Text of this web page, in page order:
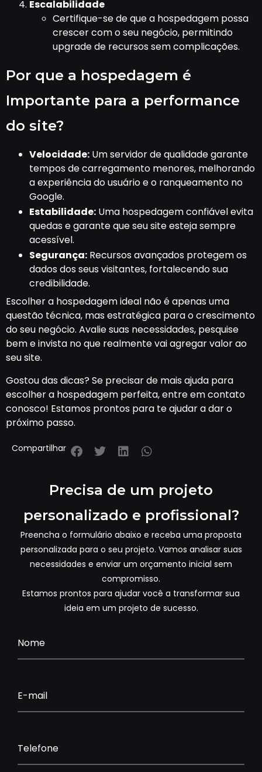
Escalabilidade
Certifique-se de que a hospedagem possa
crescer com o seu negócio, permitindo
upgrade de recursos sem complicações.
Por que a hospedagem é
Importante para a performance
do site?
Velocidade: Um servidor de qualidade garante
tempos de carregamento menores, melhorando
a experiência do usuário e o ranqueamento no
Google.
Estabilidade: Uma hospedagem confiável evita
quedas e garante que seu site esteja sempre
acessível.
Segurança: Recursos avançados protegem os
dados dos seus visitantes, fortalecendo sua
credibilidade.
Escolher a hospedagem ideal não é apenas uma
questão técnica, mas estratégica para o crescimento
do seu negócio. Avalie suas necessidades, pesquise
bem e invista no que realmente vai agregar valor ao
seu site.
Gostou das dicas? Se precisar de mais ajuda para
escolher a hospedagem perfeita, entre em contato
conosco! Estamos prontos para te ajudar a dar o
próximo passo.
Compartilhar
Precisa de um projeto
personalizado e profissional?
Preencha o formulário abaixo e receba uma proposta
personalizada para o seu projeto. Vamos analisar suas
necessidades e enviar um orçamento inicial sem
compromisso.
Estamos prontos para ajudar você a transformar sua
ideia em um projeto de sucesso.
Nome
E-mail
Telefone